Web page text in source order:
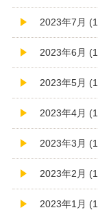
2023年7月
2023年6月
2023年5月
2023年4月
2023年3月
2023年2月
2023年1月